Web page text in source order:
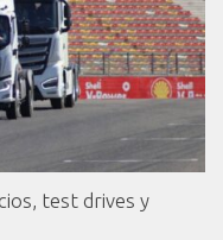
test drives y